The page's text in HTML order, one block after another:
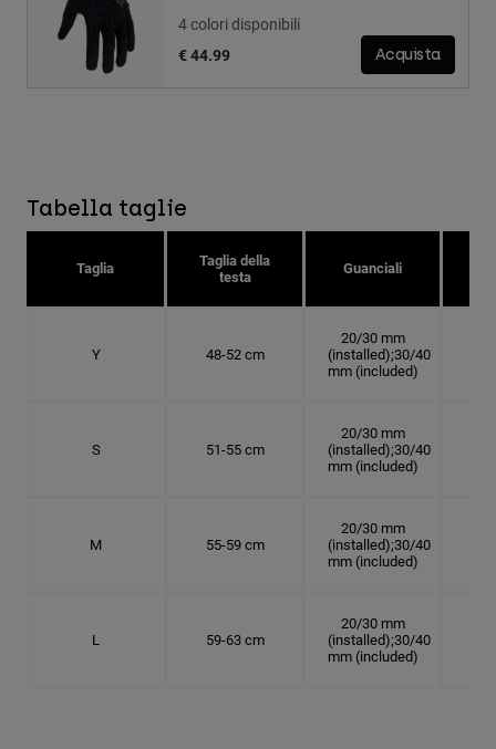
4 colori disponibili
€ 44.99
Acquista
Tabella taglie
Taglia
Taglia della
testa
Guanciali
Y 48-52 cm
20/30 mm
(installed);30/40
mm (included)
S 51-55 cm
20/30 mm
(installed);30/40
mm (included)
M 55-59 cm
20/30 mm
(installed);30/40
mm (included)
L 59-63 cm
20/30 mm
(installed);30/40
mm (included)